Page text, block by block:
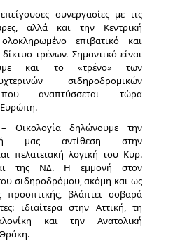
συνεργασίες με τις
αλλά και την Κεντρική
επιβατικό και
τρένων. Σημαντικό είναι
και το «τρένο» των
σιδηροδρομικών
αναπτύσσεται τώρα
Οικολογία δηλώνουμε την
μας αντίθεση στην
πελατειακή λογική του Κυρ.
της ΝΔ. Η εμμονή στον
σιδηροδρόμου, ακόμη και ως
προοπτικής, βλάπτει σοβαρά
ιδιαίτερα στην Αττική, τη
και την Ανατολική